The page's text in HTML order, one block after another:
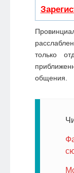
только
общения.